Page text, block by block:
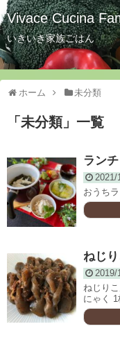
Vivace Cucina
いきいき家族ごはん
ホーム 未分類
「 未分類」 一覧
ランチ
2021/
おうち
ねじ
2019/
ねじり
にゃく